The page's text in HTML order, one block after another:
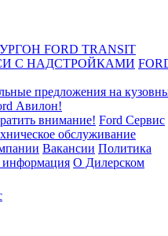
FORD TRANSIT
С НАДСТРОЙКАМИ
предложения на
Авилон!
внимание! Ford Сервис
обслуживание
Вакансии Политика
О Дилерском